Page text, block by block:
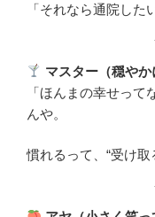
「それなら通院した
マスター（穏やか
「ほんまの幸せって
んや。
慣れるって、“受け取